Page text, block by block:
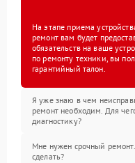
На этапе приема
ремонт вам будет
обязательств на ваше
по ремонту техники, вы
гарантийный талон.
Я уже знаю в чем
ремонт необходим. Для
диагностику?
Мне нужен срочный
сделать?